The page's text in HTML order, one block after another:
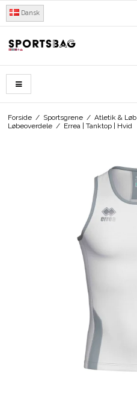
Dansk
Forside / Sportsgrene / Atletik & Løb
Løbeoverdele / Errea | Tanktop | Hvid